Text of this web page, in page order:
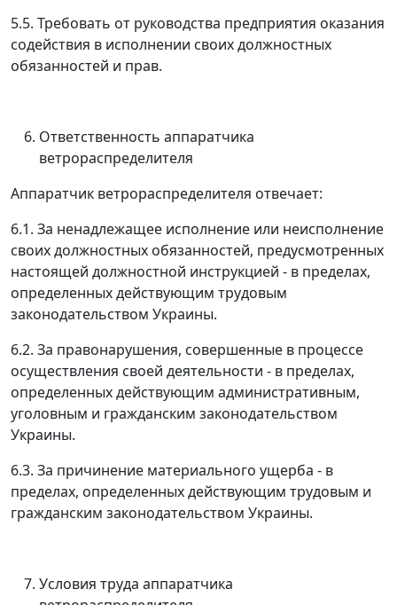
5.5. Требовать от руководства предприятия оказания
содействия в исполнении своих должностных
обязанностей и прав.
Ответственность аппаратчика
ветрораспределителя
Аппаратчик ветрораспределителя отвечает:
6.1. За ненадлежащее исполнение или неисполнение
своих должностных обязанностей, предусмотренных
настоящей должностной инструкцией - в пределах,
определенных действующим трудовым
законодательством Украины.
6.2. За правонарушения, совершенные в процессе
осуществления своей деятельности - в пределах,
определенных действующим административным,
уголовным и гражданским законодательством
Украины.
6.3. За причинение материального ущерба - в
пределах, определенных действующим трудовым и
гражданским законодательством Украины.
Условия труда аппаратчика